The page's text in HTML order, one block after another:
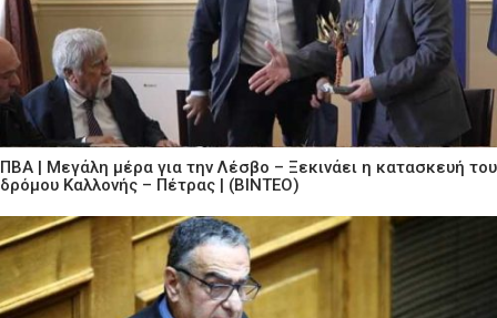
ΠΒΑ | Μεγάλη μέρα για την Λέσβο – Ξεκινάει η κατασκευή του
δρόμου Καλλονής – Πέτρας | (ΒΙΝΤΕΟ)